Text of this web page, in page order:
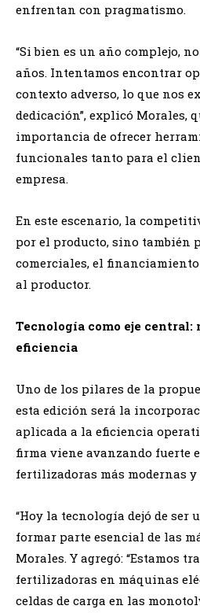
enfrentan con pragmatismo.
“Si bien es un año complejo,
años. Intentamos encontrar
contexto adverso, lo que nos
dedicación”, explicó Morales,
importancia de ofrecer
funcionales tanto para el
empresa.
En este escenario, la
por el producto, sino también
comerciales, el
al productor.
Tecnología como eje central:
eficiencia
Uno de los pilares de la
esta edición será la
aplicada a la eficiencia
firma viene avanzando fuerte
fertilizadoras más modernas
“Hoy la tecnología dejó de ser
formar parte esencial de las
Morales. Y agregó: “Estamos
fertilizadoras en máquinas
celdas de carga en las